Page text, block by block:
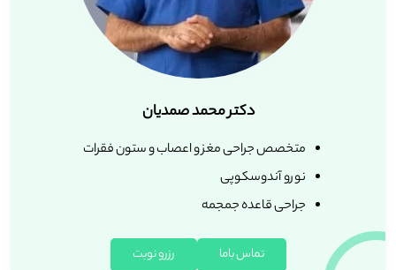
دکتر محمد صمدیان
متخصص جراحی مغز و اعصاب و ستون فقرات
نورو آندوسکوپی
جراحی قاعده جمجمه
تماس باما رزرو نوبت